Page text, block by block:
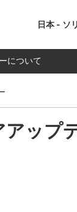
日本 - ソ
について
ップ